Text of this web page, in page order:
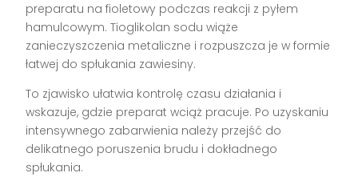
preparatu na fioletowy podczas reakcji z pyłem
hamulcowym. Tioglikolan sodu wiąże
zanieczyszczenia metaliczne i rozpuszcza je w formie
łatwej do spłukania zawiesiny.
To zjawisko ułatwia kontrolę czasu działania i
wskazuje, gdzie preparat wciąż pracuje. Po uzyskaniu
intensywnego zabarwienia należy przejść do
delikatnego poruszenia brudu i dokładnego
spłukania.